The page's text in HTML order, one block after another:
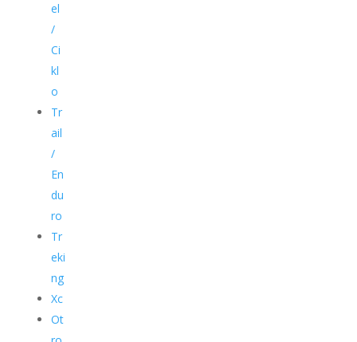
el
/
Ci
kl
o
Tr
ail
/
En
du
ro
Tr
eki
ng
Xc
Ot